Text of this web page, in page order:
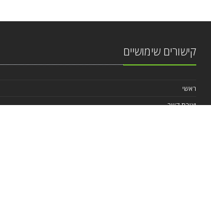
קישורים שימושיים
ראשי
יצירת קשר